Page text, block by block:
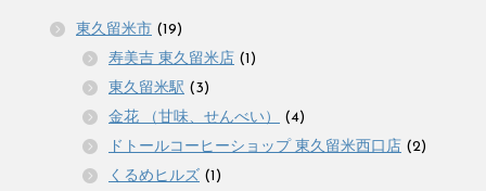
東久留米市 (19)
寿美吉 東久留米店 (1)
東久留米駅 (3)
金花 （甘味、せんべい）
(4)
ドトールコーヒーショップ 東久留米西口店 (2)
くるめヒルズ (1)